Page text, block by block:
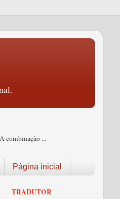
combinação ...
Página inicial
TRADUTOR